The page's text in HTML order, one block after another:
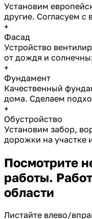
Установим
другие. Согласуем с
+
Фасад
Устройство
от дождя и
+
Фундамент
Качественный
дома. Сделаем
+
Обустройство
Установим забор,
дорожки на участке
Посмотрите
работы.
области
Листайте влево/